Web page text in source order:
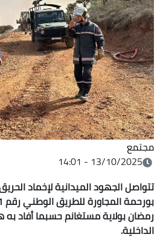
مجتمع
13/10/2025 - 14:01
تتواصل الجهود الميدانية لإخماد الحريق
رمضان بولاية مستغانم حسبما أفاد به
الداخلية.